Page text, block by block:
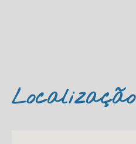
Localização